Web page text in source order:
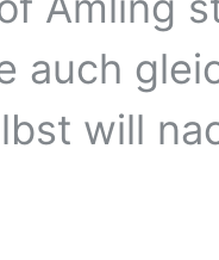
auch
will